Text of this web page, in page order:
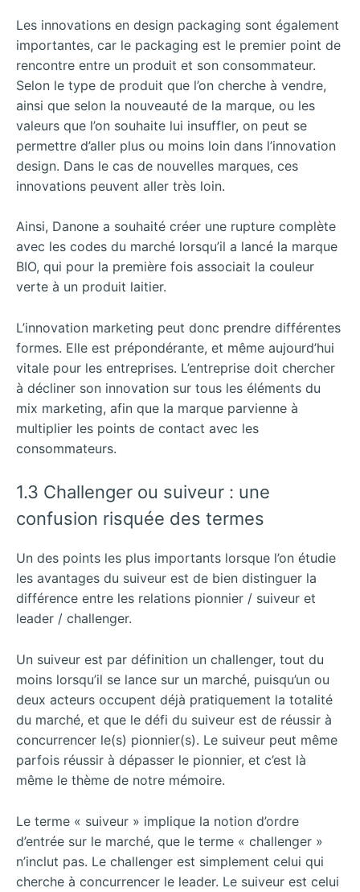
Les innovations en design packaging sont également
importantes, car le packaging est le premier point de
rencontre entre un produit et son consommateur.
Selon le type de produit que l’on cherche à vendre,
ainsi que selon la nouveauté de la marque, ou les
valeurs que l’on souhaite lui insuffler, on peut se
permettre d’aller plus ou moins loin dans l’innovation
design. Dans le cas de nouvelles marques, ces
innovations peuvent aller très loin.
Ainsi, Danone a souhaité créer une rupture complète
avec les codes du marché lorsqu’il a lancé la marque
BIO, qui pour la première fois associait la couleur
verte à un produit laitier.
L’innovation marketing peut donc prendre différentes
formes. Elle est prépondérante, et même aujourd’hui
vitale pour les entreprises. L’entreprise doit chercher
à décliner son innovation sur tous les éléments du
mix marketing, afin que la marque parvienne à
multiplier les points de contact avec les
consommateurs.
1.3 Challenger ou suiveur : une
confusion risquée des termes
Un des points les plus importants lorsque l’on étudie
les avantages du suiveur est de bien distinguer la
différence entre les relations pionnier / suiveur et
leader / challenger.
Un suiveur est par définition un challenger, tout du
moins lorsqu’il se lance sur un marché, puisqu’un ou
deux acteurs occupent déjà pratiquement la totalité
du marché, et que le défi du suiveur est de réussir à
concurrencer le(s) pionnier(s). Le suiveur peut même
parfois réussir à dépasser le pionnier, et c’est là
même le thème de notre mémoire.
Le terme « suiveur » implique la notion d’ordre
d’entrée sur le marché, que le terme « challenger »
n’inclut pas. Le challenger est simplement celui qui
cherche à concurrencer le leader. Le suiveur est celui